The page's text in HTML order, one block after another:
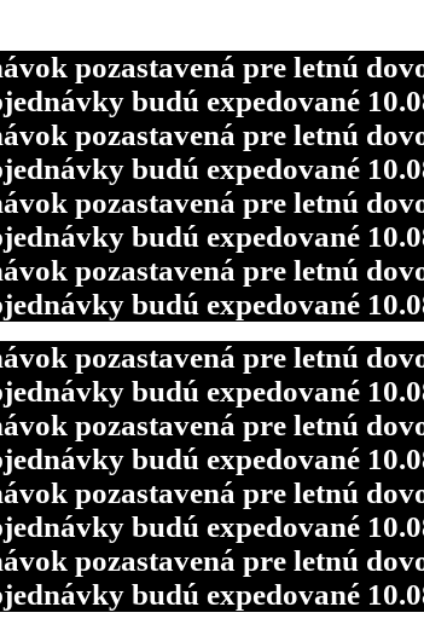
pozastavená pre letnú
budú expedované
pozastavená pre letnú
budú expedované
pozastavená pre letnú
budú expedované
pozastavená pre letnú
budú expedované
pozastavená pre letnú
budú expedované
pozastavená pre letnú
budú expedované
pozastavená pre letnú
budú expedované
pozastavená pre letnú
budú expedované